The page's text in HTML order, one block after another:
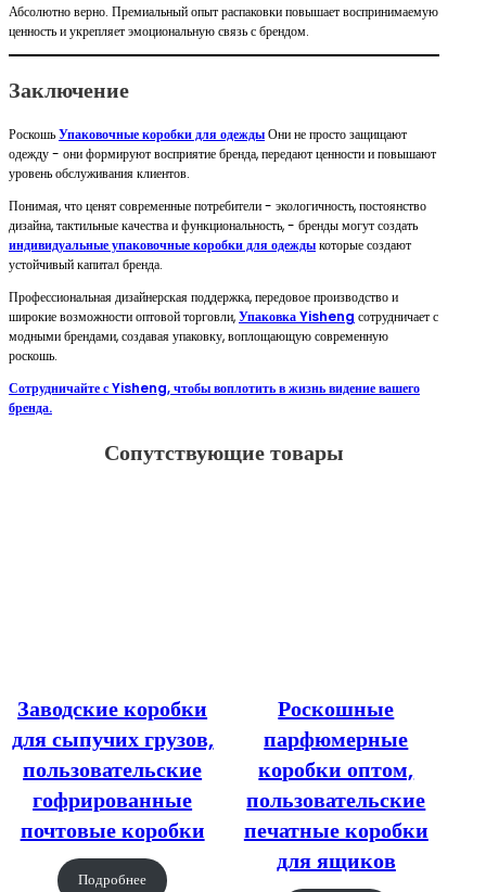
Абсолютно верно. Премиальный опыт распаковки повышает воспринимаемую
ценность и укрепляет эмоциональную связь с брендом.
Заключение
РоскошьУпаковочные коробки для одеждыОни не просто защищают
одежду - они формируют восприятие бренда, передают ценности и повышают
уровень обслуживания клиентов.
Понимая, что ценят современные потребители - экологичность, постоянство
дизайна, тактильные качества и функциональность, - бренды могут создать
индивидуальные упаковочные коробки для одеждыкоторые создают
устойчивый капитал бренда.
Профессиональная дизайнерская поддержка, передовое производство и
широкие возможности оптовой торговли,Упаковка Yisheng сотрудничает с
модными брендами, создавая упаковку, воплощающую современную
роскошь.
Сотрудничайте с Yisheng, чтобы воплотить в жизнь видение вашего
бренда.
Сопутствующие товары
Заводские коробки
для сыпучих грузов,
пользовательские
гофрированные
почтовые коробки
Подробнее
Роскошные
парфюмерные
коробки оптом,
пользовательские
печатные коробки
для ящиков